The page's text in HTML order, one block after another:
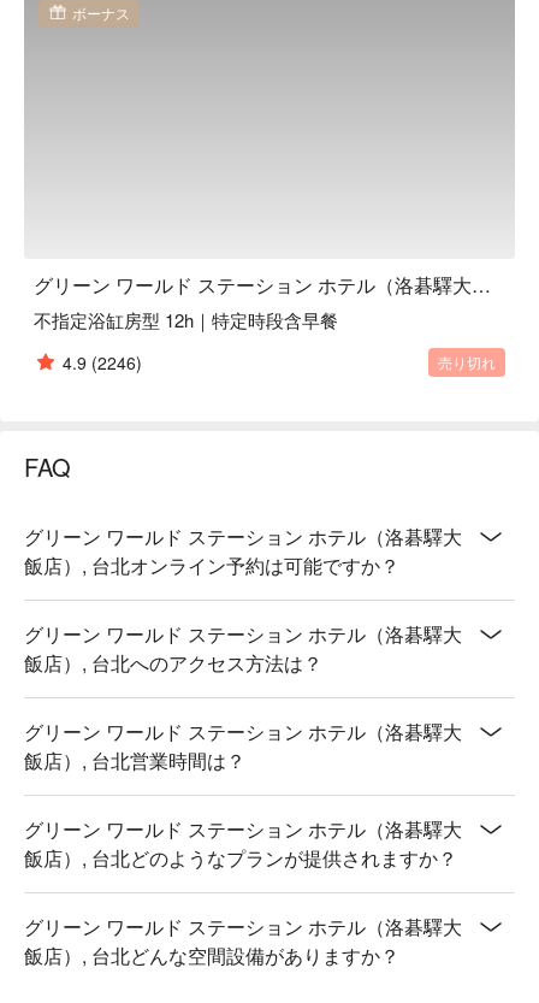
ボーナス
グリーン ワールド ステーション ホテル（洛碁驛大飯店）, 台北
不指定浴缸房型 12h｜特定時段含早餐
4.9 (2246) 売り切れ
FAQ
グリーン ワールド ステーション ホテル（洛碁驛大
飯店）, 台北オンライン予約は可能ですか？
グリーン ワールド ステーション ホテル（洛碁驛大
飯店）, 台北へのアクセス方法は？
グリーン ワールド ステーション ホテル（洛碁驛大
飯店）, 台北営業時間は？
グリーン ワールド ステーション ホテル（洛碁驛大
飯店）, 台北どのようなプランが提供されますか？
グリーン ワールド ステーション ホテル（洛碁驛大
飯店）, 台北どんな空間設備がありますか？